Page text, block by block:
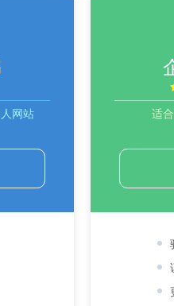
网站 适